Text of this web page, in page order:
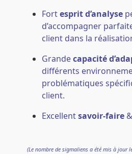
Fortesprit d’analyse
d’accompagner
client dans la
Grandecapacité
différents
problématiques
client.
Excellentsavoir-faire &
(Le nombre de sigmaliens a été mis à jour